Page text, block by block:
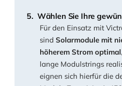
Wählen Sie Ihre
Für den Einsatz mit
sindSolarmodule mit
höherem Strom optimal
lange Modulstrings
eignen sich hierfür die